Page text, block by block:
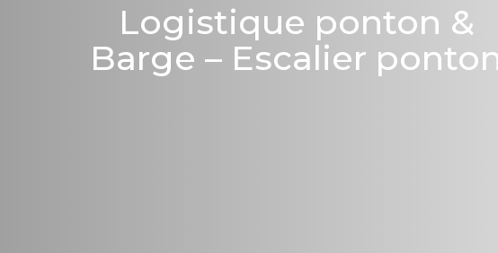
Logistique ponton &
Barge – Escalier